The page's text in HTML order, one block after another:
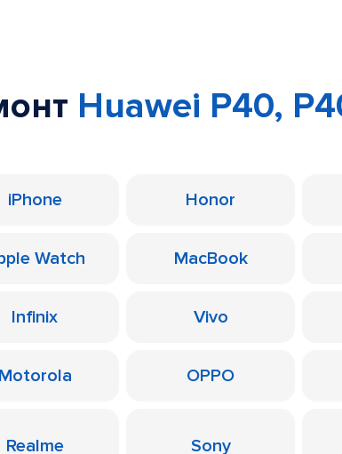
Huawei P40,
iPhone Honor
Watch MacBook
Infinix Vivo
Motorola OPPO
Realme Sony